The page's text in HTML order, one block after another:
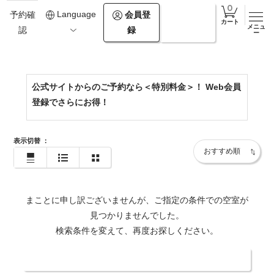
予約確
認
Language
会員登
録
カート
メニュ
ー
0154-67-2500
https://www.theforestakan.com/
公式サイトからのご予約なら＜特別料金＞！ Web会員
登録でさらにお得！
表示切替 ：
まことに申し訳ございませんが、ご指定の条件での空室が
見つかりませんでした。
検索条件を変えて、再度お探しください。